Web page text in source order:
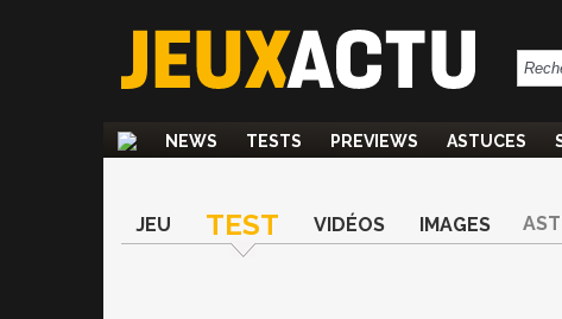
NEWS TESTS PREVIEWS ASTUCES
JEU TEST VIDÉOS IMAGES